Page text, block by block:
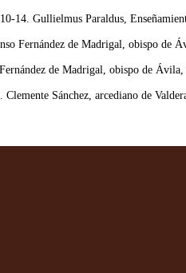
14. Gullielmus Paraldus,
Fernández de Madrigal, obispo de
de Madrigal, obispo de
Sánchez, arcediano de